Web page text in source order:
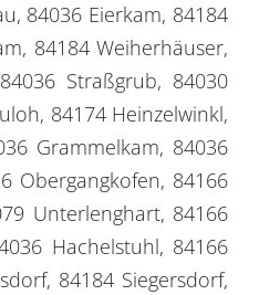
84036 Eierkam, 84184
84184 Weiherhäuser,
Straßgrub, 84030
84174 Heinzelwinkl,
Grammelkam, 84036
Obergangkofen, 84166
Unterlenghart, 84166
Hachelstuhl, 84166
84184 Siegersdorf,